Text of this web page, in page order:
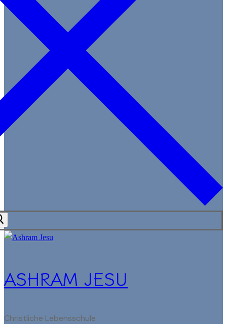
ASHRAM JESU
Christliche Lebensschule